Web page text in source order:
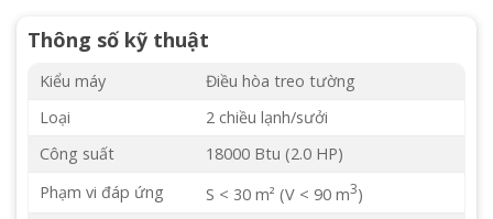
Thông số kỹ thuật
Kiểu máy
Điều hòa treo tường
Loại
2 chiều lạnh/sưởi
Công suất
18000 Btu (2.0 HP)
Phạm vi đáp ứng
S < 30 m² (V < 90 m3)